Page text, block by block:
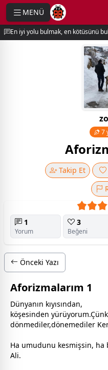
MENÜ
7
Takip Et
1
Yorum
3
Beğeni
Önceki Yazı
Aforizmalarım 1
Dünyanın kıyısından,
köşesinden
dönmediler,dönemediler
Ha umudunu kesmişsin,
Ali.
menu